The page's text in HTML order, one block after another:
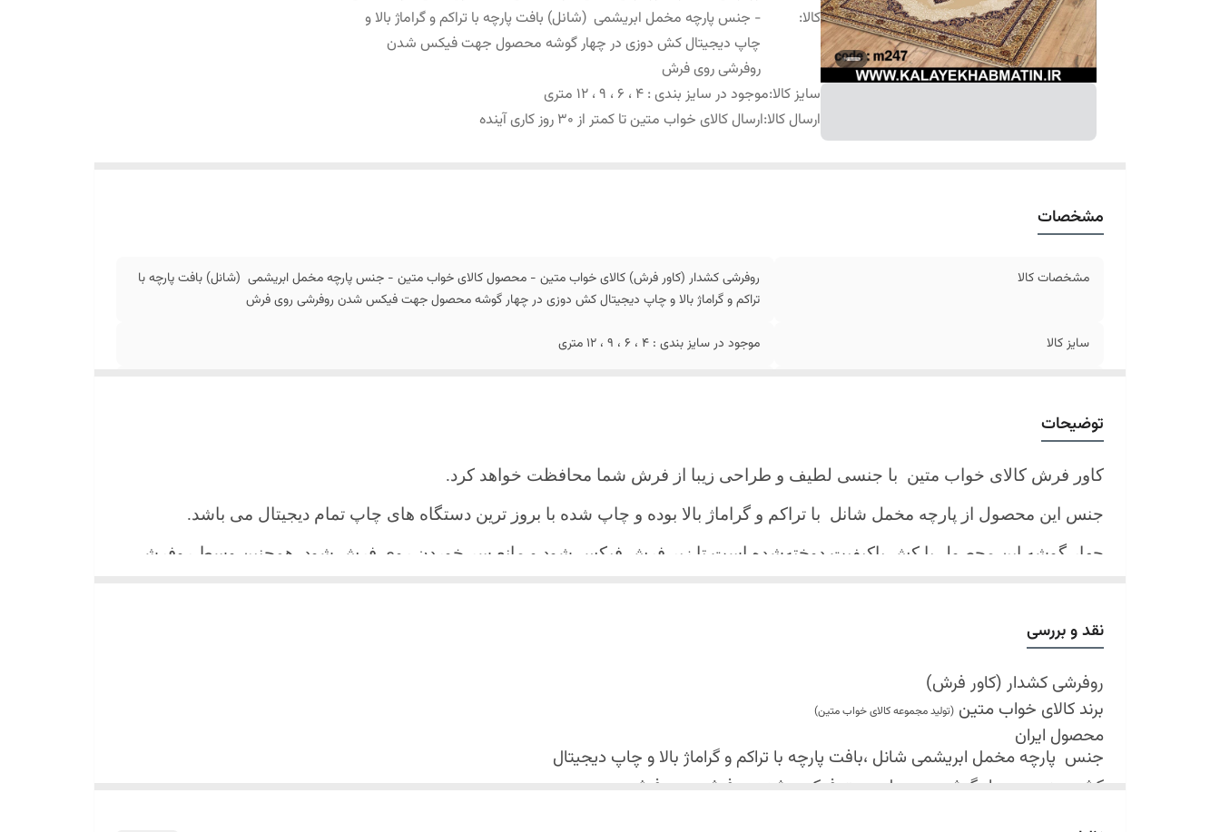
کالا:
- جنس پارچه مخمل ابریشمی (شانل) بافت پارچه با تراکم و گراماژ بالا و
چاپ دیجیتال کش دوزی در چهار گوشه محصول جهت فیکس شدن
روفرشی روی فرش
سایز کالا:موجود در سایز بندی : 4 ، 6 ، 9 ، 12 متری
ارسال کالا:ارسال کالای خواب متین تا کمتر از 30 روز کاری آینده
مشخصات
مشخصات کالا
روفرشی کشدار (کاور فرش) کالای خواب متین - محصول کالای خواب متین - جنس پارچه مخمل ابریشمی (شانل) بافت پارچه با
تراکم و گراماژ بالا و چاپ دیجیتال کش دوزی در چهار گوشه محصول جهت فیکس شدن روفرشی روی فرش
سایز کالا موجود در سایز بندی : 4 ، 6 ، 9 ، 12 متری
توضیحات
کاور فرش کالای خواب متین با جنسی لطیف و طراحی زیبا از فرش شما محافظت خواهد کرد.
جنس این محصول از پارچه مخمل شانل با تراکم و گراماژ بالا بوده و چاپ شده با بروز ترین دستگاه های چاپ تمام دیجیتال می باشد.
چهار گوشه این محصول با کش باکیفیت دوخته‌شده است تا زیر فرش فیکس شود و مانع سر خوردن روی فرش شود. همچنین وسط روفرشی
شرایط شستشو:
اولین شستشو ترجیحا خشک شویی شود
شستشو در لباسشویی های خانگی بلامانع می باشد فقط به صورت جدا گانه شسته شود
حداکثر دمای شستشو 30 درجه سانتیگراد (عملیات ملایم)
از پودر های صابونی و آنزیم دار(دانه آبی) استفاده نشود. (بهترین ماده شوینده رنگین شوی+ نرم کننده میباشد)
نقد و بررسی
روفرشی کشدار (کاور فرش)
برند کالای خواب متین (تولید مجموعه کالای خواب متین)
محصول ایران
جنس پارچه مخمل ابریشمی شانل ،بافت پارچه با تراکم و گراماژ بالا و چاپ دیجیتال
کش دوزی در چهار گوشه محصول جهت فیکس شدن روفرشی روی فرش